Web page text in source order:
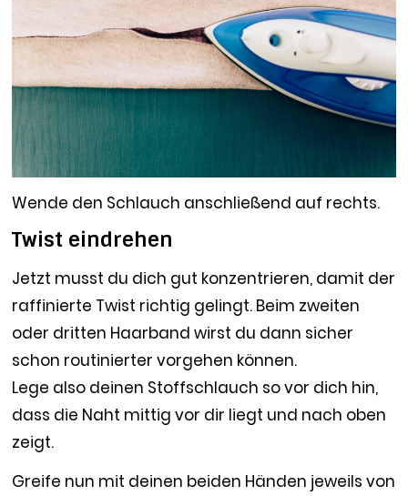
Wende den Schlauch anschließend auf rechts.
Twist eindrehen
Jetzt musst du dich gut konzentrieren, damit der
raffinierte Twist richtig gelingt. Beim zweiten
oder dritten Haarband wirst du dann sicher
schon routinierter vorgehen können.
Lege also deinen Stoffschlauch so vor dich hin,
dass die Naht mittig vor dir liegt und nach oben
zeigt.
Greife nun mit deinen beiden Händen jeweils von